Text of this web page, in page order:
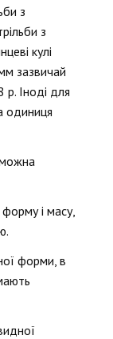
з
з
кулі
зазвичай
Іноді для
одиниця
і масу,
форми, в